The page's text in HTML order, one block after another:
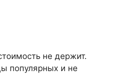
не держит.
попу­лярных и не